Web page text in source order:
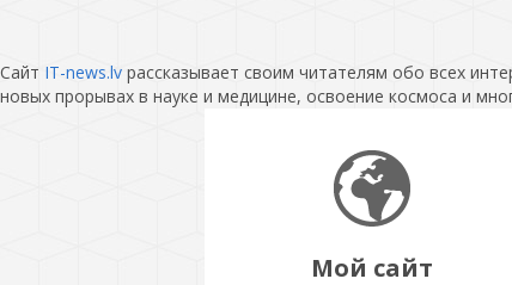
Сайт IT-news.lv рассказывает своим читателям обо всех
новых прорывах в науке и медицине, освоение космоса и
Мой сайт